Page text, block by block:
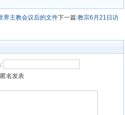
界主教会议后的文件下一篇:教宗6月21日访
匿名发表